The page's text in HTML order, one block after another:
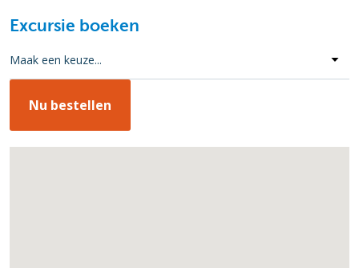
Excursie boeken